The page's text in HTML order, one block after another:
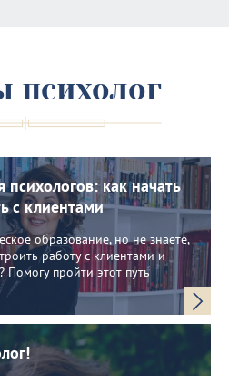
психолог
психологов: как начать
с клиентами
образование, но не знаете,
работу с клиентами и
Помогу пройти этот путь